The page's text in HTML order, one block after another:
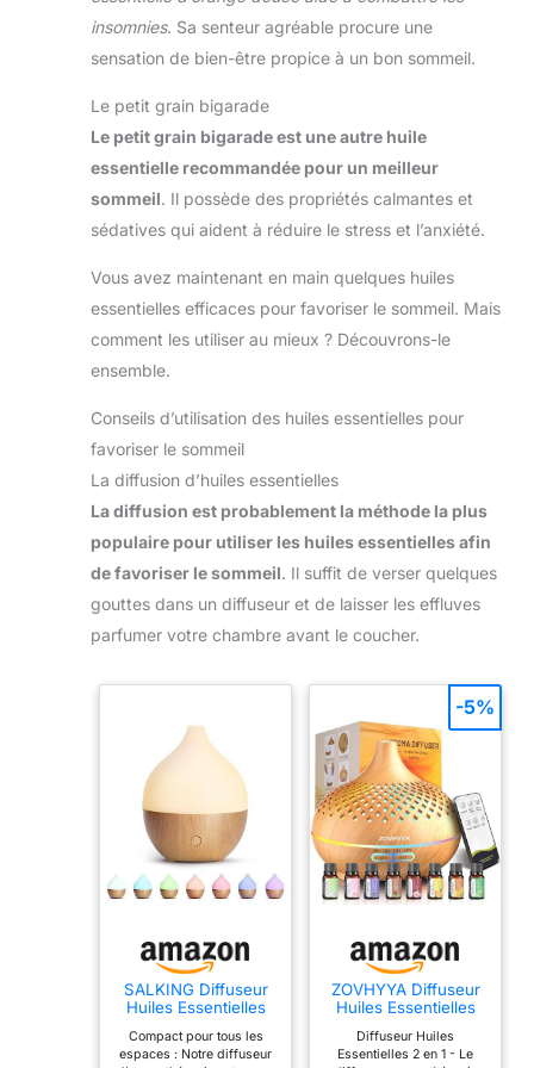
CONSEILS et les recettes de la fondatrice Isabelle
Pacchioni dans son dernier livre Aromatherapia
Edition 2022 UN LABORATOIRE FAMILIAL ET
INDEPENDANT : Né en 2005 de la passion d'Isabelle
principes actifs naturels, en rendant l'aromathérapie
accessible à tous.
insomnies. Sa senteur agréable procure une
sensation de bien-être propice à un bon sommeil.
Le petit grain bigarade
Le petit grain bigarade est une autre huile
essentielle recommandée pour un meilleur
sommeil. Il possède des propriétés calmantes et
sédatives qui aident à réduire le stress et l’anxiété.
Vous avez maintenant en main quelques huiles
essentielles efficaces pour favoriser le sommeil. Mais
comment les utiliser au mieux ? Découvrons-le
ensemble.
Conseils d’utilisation des huiles essentielles pour
favoriser le sommeil
La diffusion d’huiles essentielles
La diffusion est probablement la méthode la plus
populaire pour utiliser les huiles essentielles afin
de favoriser le sommeil. Il suffit de verser quelques
gouttes dans un diffuseur et de laisser les effluves
parfumer votre chambre avant le coucher.
SALKING Diffuseur
Huiles Essentielles
Parfum Maison 8
LED
Compact pour tous les
espaces : Notre diffuseur
ZOVHYYA Diffuseur
Huiles Essentielles
Télécommande 14
LED
Diffuseur Huiles
Essentielles 2 en 1 - Le
-5%